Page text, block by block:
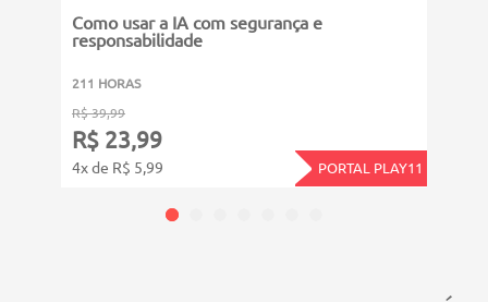
Como usar a IA com segurança e
responsabilidade
211 HORAS
R$ 39,99
R$ 23,99
4x de R$ 5,99 PORTAL PLAY11